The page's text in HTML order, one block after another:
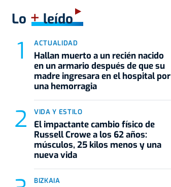
Lo +leído
ACTUALIDAD
Hallan muerto a un recién nacido
en un armario después de que su
madre ingresara en el hospital por
una hemorragia
VIDA Y ESTILO
El impactante cambio físico de
Russell Crowe a los 62 años:
músculos, 25 kilos menos y una
nueva vida
BIZKAIA